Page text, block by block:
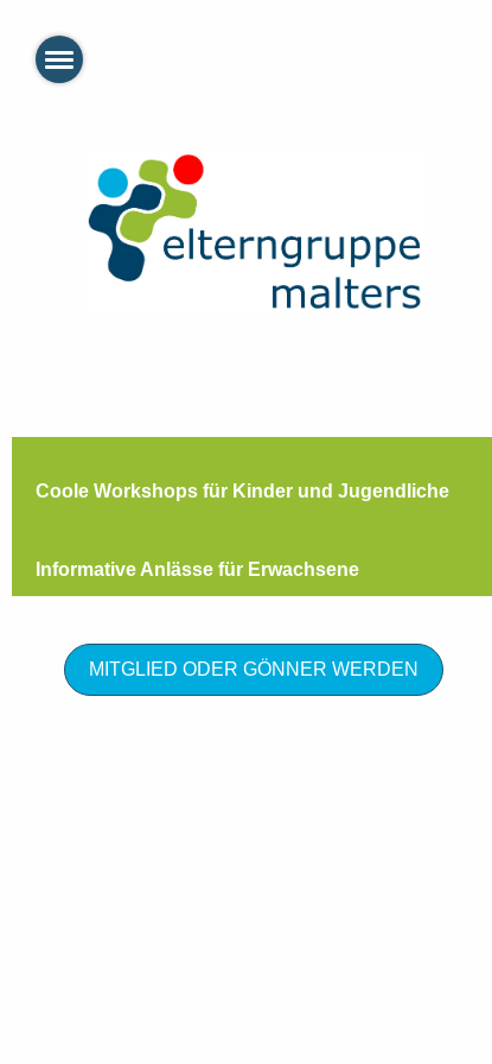
Coole Workshops für Kinder und Jugendliche
Informative Anlässe für Erwachsene
MITGLIED ODER GÖNNER WERDEN